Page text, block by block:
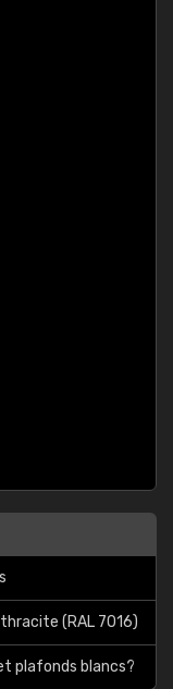
(RAL 7016)
plafonds blancs?